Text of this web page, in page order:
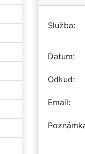
Služba
Datum
Odkud
Email